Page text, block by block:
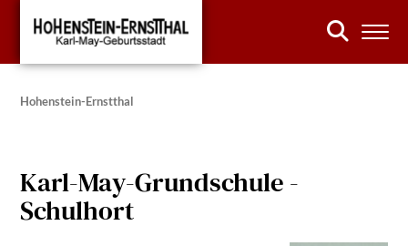
Hohenstein-Ernstthal
Karl-May-Grundschule -
Schulhort